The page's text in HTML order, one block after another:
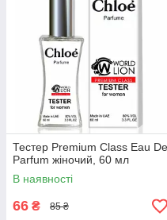
Тестер Premium Class Eau De
Parfum жіночий, 60 мл
В наявності
66 ₴ 85 ₴